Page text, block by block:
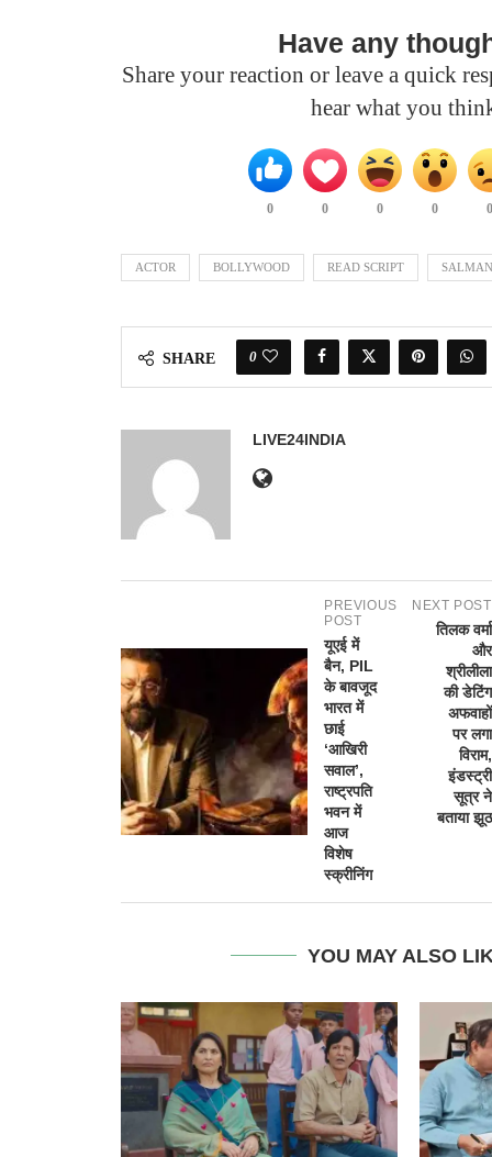
Have any
Share your reaction or leave a quick
hear what you
0 0 0 0
ACTOR BOLLYWOOD READ SCRIPT
SHARE 0
LIVE24INDIA
PREVIOUS
POST
यूएई में
बैन, PIL
के बावजूद
भारत में
छाई
‘आखिरी
सवाल’,
राष्ट्रपति
भवन में
आज
विशेष
स्क्रीनिंग
NEXT POST
तिलक वर्मा
और
श्रीलीला
की डेटिंग
अफवाहों
पर लगा
विराम,
इंडस्ट्री
सूत्र ने
बताया झूठ
YOU MAY ALSO